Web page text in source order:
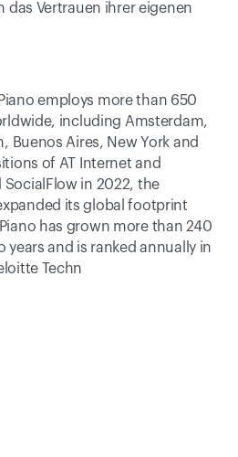
das Vertrauen ihrer eigenen
employs more than 650
including Amsterdam,
Buenos Aires, New York and
of AT Internet and
SocialFlow in 2022, the
its global footprint
has grown more than 240
years and is ranked annually in
Techn